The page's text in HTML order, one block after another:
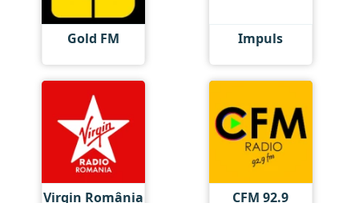
Gold FM Impuls
Virgin România CFM 92.9